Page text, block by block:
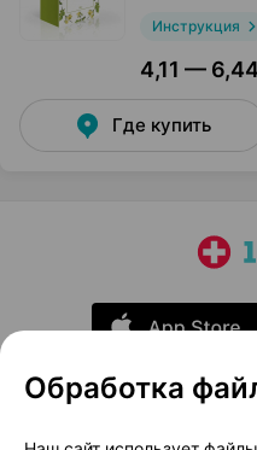
Инструкция
4,11 —
Где купить
О проекте
Обработка